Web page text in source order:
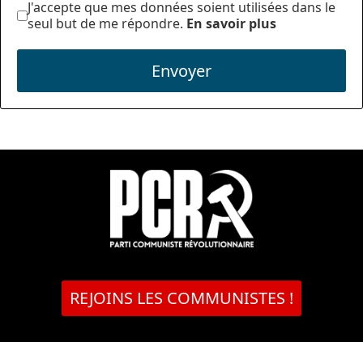
J'accepte que mes données soient utilisées dans le
seul but de me répondre. En savoir plus
Envoyer
REJOINS LES COMMUNISTES !